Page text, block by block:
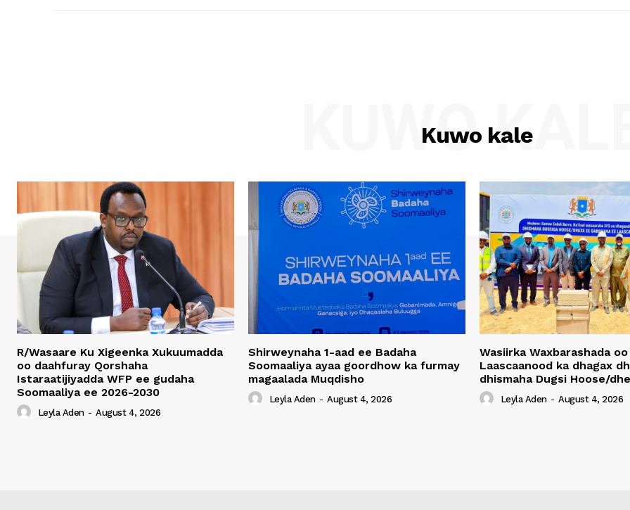
Kuwo kale
KUWO
R/Wasaare Ku Xigeenka Xukuumadda
oo daahfuray Qorshaha
Istaraatijiyadda WFP ee gudaha
Soomaaliya ee 2026-2030
Leyla Aden - August 4, 2026
Shirweynaha 1-aad ee Badaha
Soomaaliya ayaa goordhow ka furmay
magaalada Muqdisho
Leyla Aden - August 4, 2026
Wasiirka Waxbarashada
Laascaanood ka dhagax
dhismaha Dugsi Hoose/
Leyla Aden - August 4, 2026